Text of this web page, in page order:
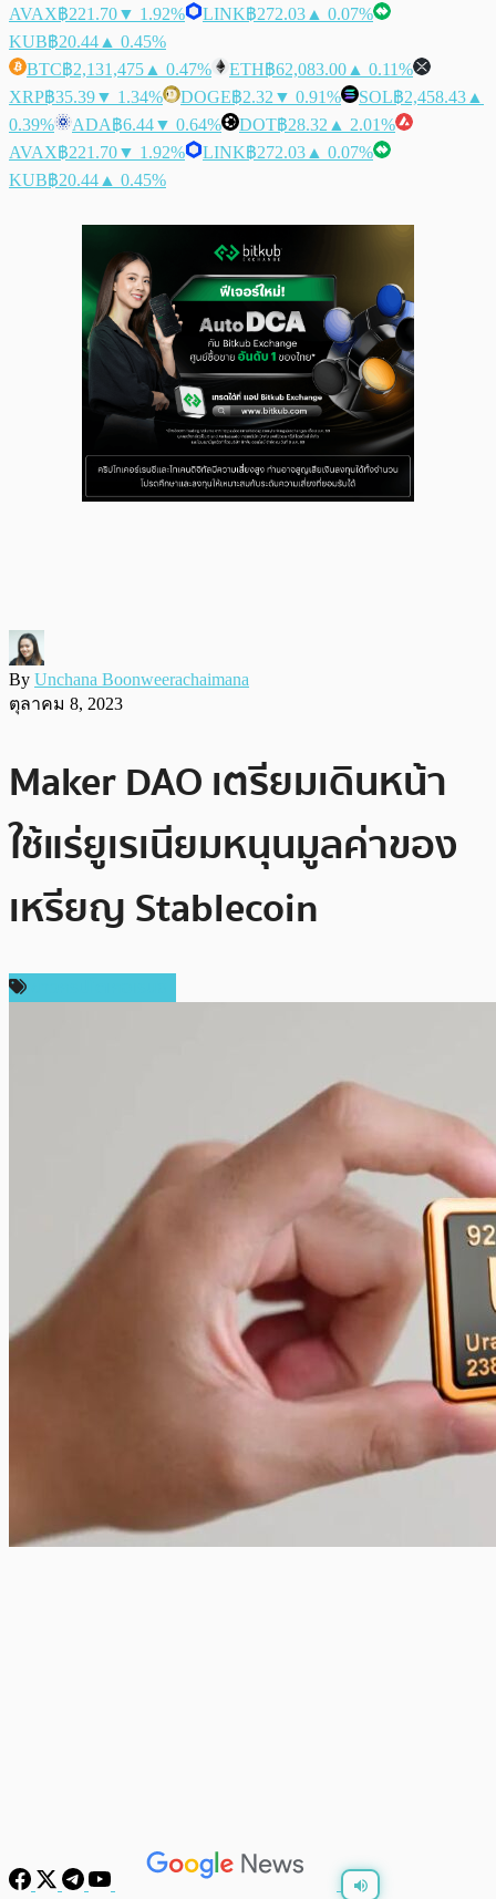
AVAX฿221.70▼ 1.92% LINK฿272.03 ▲ 0.07%
KUB฿20.44 ▲ 0.45%
BTC฿2,131,475 ▲ 0.47% ETH฿62,083.00 ▲ 0.11%
XRP฿35.39▼ 1.34% DOGE฿2.32 ▼ 0.91% SOL฿2,458.43 ▲
0.39%
ADA฿6.44▼ 0.64% DOT฿28.32 ▲ 2.01%
AVAX฿221.70▼ 1.92% LINK฿272.03 ▲ 0.07%
KUB฿20.44 ▲ 0.45%
By Unchana Boonweerachaimana
ตุลาคม 8, 2023
Maker DAO เตรียมเดินหน้า
ใช้แร่ยูเรเนียมหนุนมูลค่าของ
เหรียญ Stablecoin